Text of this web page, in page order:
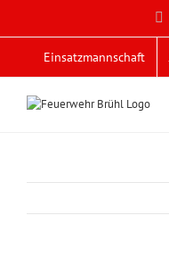
Einsatzmannschaft